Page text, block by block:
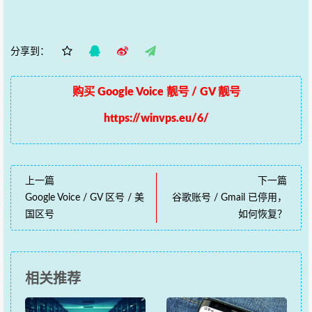
分享到：
购买 Google Voice 靓号 / GV 靓号
https://winvps.eu/6/
上一篇
Google Voice / GV 区号 / 美
国区号
下一篇
谷歌账号 / Gmail 已停用，
如何恢复？
相关推荐